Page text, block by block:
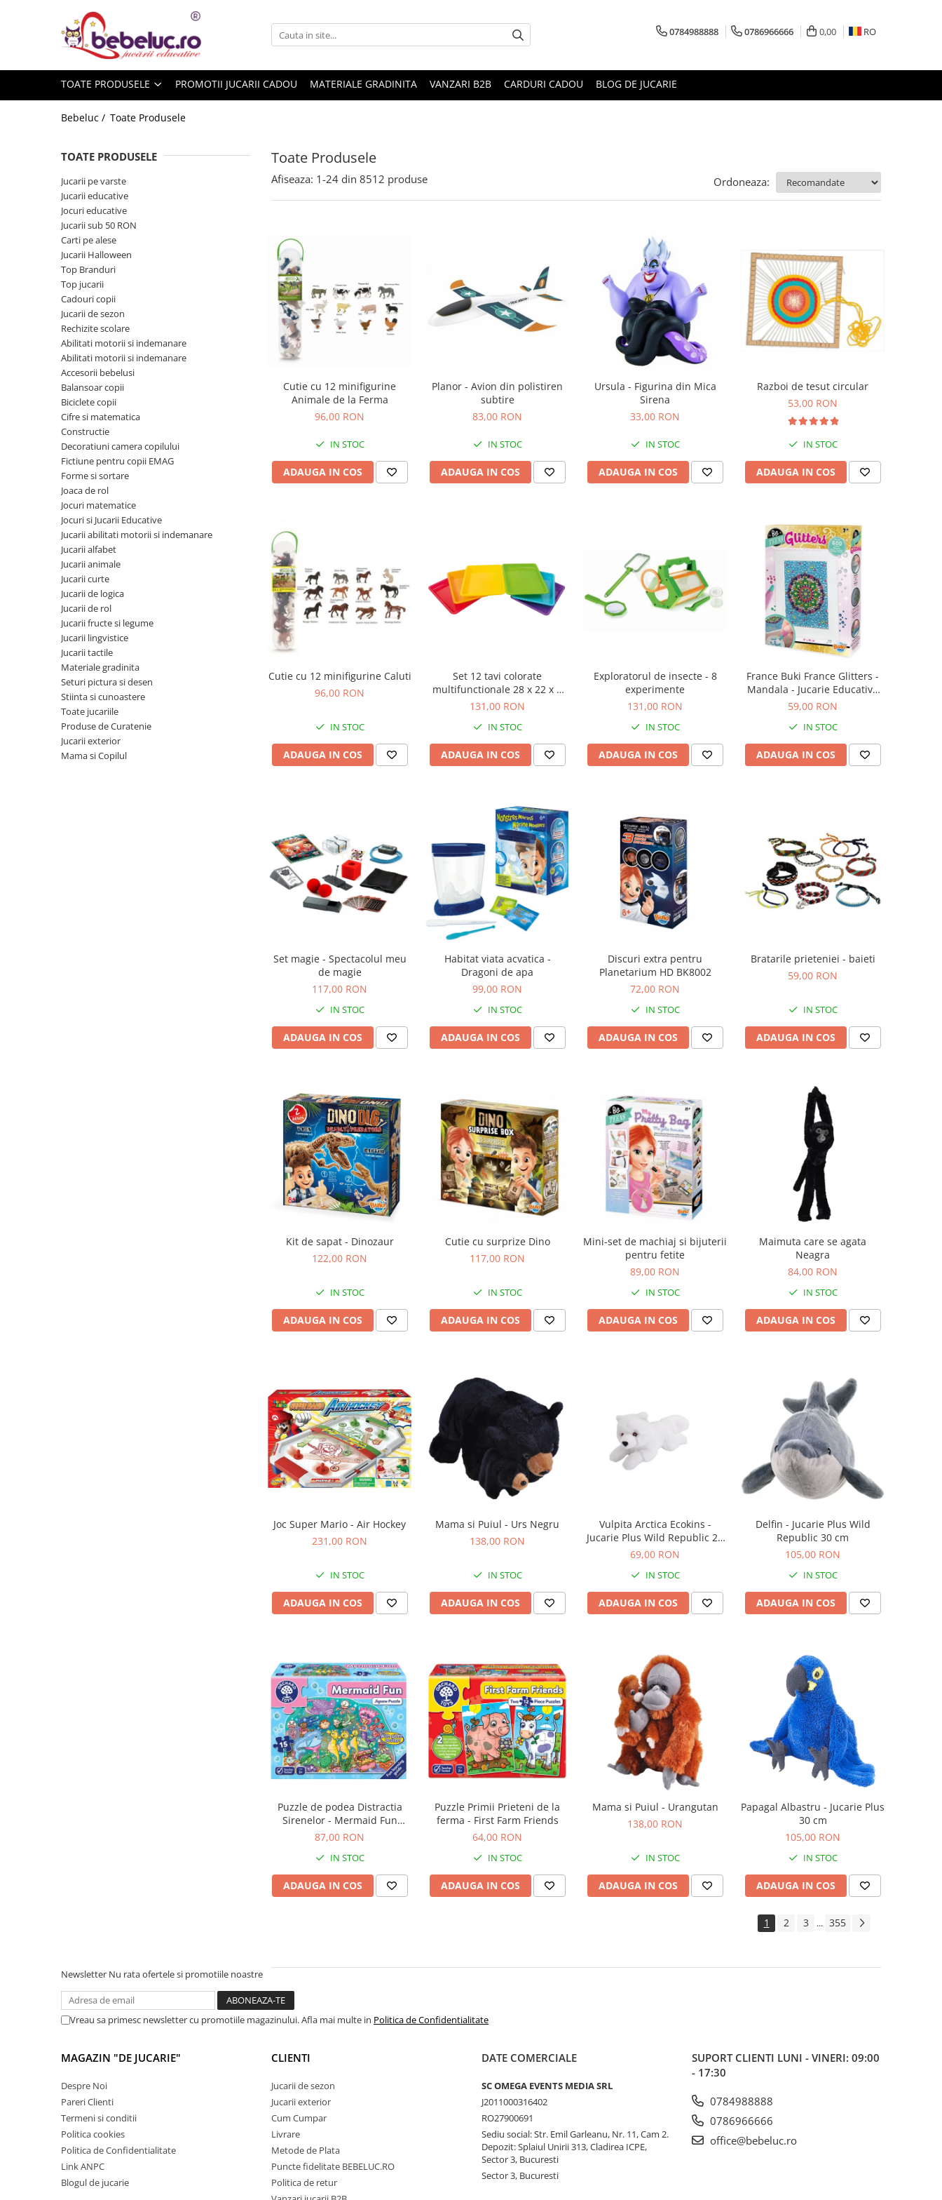
Toate Produsele
Set constructie copii
Jucarii magnetice
Seturi Experimente pentru copii
Organele Corpului Uman
Roboti de jucarie
Jucarii Creativitate
Lucru manual copii
Seturi de desen
Seturi de pictura pentru copii
Tatuaje Copii
Nisip kinetic
Jucarii interactive
Proiector pentru copii
Instrumente muzicale pentru copii
Caruseluri muzicale
Storytelling
Bucatarii pentru copii
Banc de lucru pentru copii
Papusi de mana
Casa de papusi
Bormasina magica
Costum Halloween Copii
Papusi si Bebelusi Reborn
Animale de jucarie
Jucarii cu Dinozauri
Figurine cu animale domestice
Figurine plus
Jucarii Montessori
Nevoi speciale si sindrom Down
Cadou copii 11 ani
Cadou copii 12 ani
Rechizite scolare
Caserola compartimentata copii
Etui Ochelari
Ghiozdan baieti
Ghiozdan fete
0784988888 0786966666 0,00 RO
TOATE PRODUSELE PROMOTII JUCARII CADOU MATERIALE GRADINITA VANZARI B2B CARDURI CADOU BLOG DE JUCARIE
Bebeluc / Toate Produsele
Toate Produsele
TOATE PRODUSELE
Jucarii pe varste
Jucarii educative
Jocuri educative
Jucarii sub 50 RON
Carti pe alese
Jucarii Halloween
Top Branduri
Top jucarii
Cadouri copii
Jucarii de sezon
Rechizite scolare
Abilitati motorii si indemanare
Abilitati motorii si indemanare
Accesorii bebelusi
Balansoar copii
Biciclete copii
Cifre si matematica
Constructie
Decoratiuni camera copilului
Fictiune pentru copii EMAG
Forme si sortare
Joaca de rol
Jocuri matematice
Jocuri si Jucarii Educative
Jucarii abilitati motorii si indemanare
Jucarii alfabet
Jucarii animale
Jucarii curte
Jucarii de logica
Jucarii de rol
Jucarii fructe si legume
Jucarii lingvistice
Jucarii tactile
Materiale gradinita
Seturi pictura si desen
Stiinta si cunoastere
Toate jucariile
Produse de Curatenie
Jucarii exterior
Mama si Copilul
Afiseaza: 1-24 din 8512 produse Ordoneaza:
Cutie cu 12 minifigurine
Animale de la Ferma
96,00 RON
IN STOC
ADAUGA IN COS
Planor - Avion din polistiren
subtire
83,00 RON
IN STOC
ADAUGA IN COS
Ursula - Figurina din Mica
Sirena
33,00 RON
IN STOC
ADAUGA IN COS
Razboi de tesut circular
53,00 RON
IN STOC
ADAUGA IN COS
Cutie cu 12 minifigurine Caluti
96,00 RON
IN STOC
ADAUGA IN COS
Set 12 tavi colorate
multifunctionale 28 x 22 x 3
cm, pentru gradinita si scoala
131,00 RON
IN STOC
ADAUGA IN COS
Exploratorul de insecte - 8
experimente
131,00 RON
IN STOC
ADAUGA IN COS
France Buki France Glitters -
Mandala - Jucarie Educativa
de inalta calitate pentru copii
59,00 RON
IN STOC
ADAUGA IN COS
Set magie - Spectacolul meu
de magie
117,00 RON
IN STOC
ADAUGA IN COS
Habitat viata acvatica -
Dragoni de apa
99,00 RON
IN STOC
ADAUGA IN COS
Discuri extra pentru
Planetarium HD BK8002
72,00 RON
IN STOC
ADAUGA IN COS
Bratarile prieteniei - baieti
59,00 RON
IN STOC
ADAUGA IN COS
Kit de sapat - Dinozaur
122,00 RON
IN STOC
ADAUGA IN COS
Cutie cu surprize Dino
117,00 RON
IN STOC
ADAUGA IN COS
Mini-set de machiaj si bijuterii
pentru fetite
89,00 RON
IN STOC
ADAUGA IN COS
Maimuta care se agata
Neagra
84,00 RON
IN STOC
ADAUGA IN COS
Joc Super Mario - Air Hockey
231,00 RON
IN STOC
ADAUGA IN COS
Mama si Puiul - Urs Negru
138,00 RON
IN STOC
ADAUGA IN COS
Vulpita Arctica Ecokins -
Jucarie Plus Wild Republic 20
cm
69,00 RON
IN STOC
ADAUGA IN COS
Delfin - Jucarie Plus Wild
Republic 30 cm
105,00 RON
IN STOC
ADAUGA IN COS
Puzzle de podea Distractia
Sirenelor - Mermaid Fun
puzzle
87,00 RON
IN STOC
ADAUGA IN COS
Puzzle Primii Prieteni de la
ferma - First Farm Friends
64,00 RON
IN STOC
ADAUGA IN COS
Mama si Puiul - Urangutan
138,00 RON
IN STOC
ADAUGA IN COS
Papagal Albastru - Jucarie Plus
30 cm
105,00 RON
IN STOC
ADAUGA IN COS
1 2 3 ... 355
Newsletter Nu rata ofertele si promotiile noastre
Vreau sa primesc newsletter cu promotiile magazinului. Afla mai multe in Politica de Confidentialitate
MAGAZIN "DE JUCARIE"
Despre Noi
Pareri Clienti
Termeni si conditii
Politica cookies
Politica de Confidentialitate
Link ANPC
Blogul de jucarie
CLIENTI
Jucarii de sezon
Jucarii exterior
Cum Cumpar
Livrare
Metode de Plata
Puncte fidelitate BEBELUC.RO
Politica de retur
DATE COMERCIALE
SC OMEGA EVENTS MEDIA SRL
J2011000316402
RO27900691
Sediu social: Str. Emil Garleanu, Nr. 11, Cam 2.
Depozit: Splaiul Unirii 313, Cladirea ICPE,
Sector 3, Bucuresti
Sector 3, Bucuresti
SUPORT CLIENTI LUNI - VINERI: 09:00
- 17:30
0784988888
0786966666
office@bebeluc.ro